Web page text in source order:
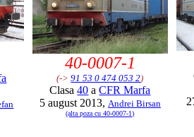
40-0007-1
(->91 53 0 474 053 2)
Clasa40 aCFR Marfa
5 august 2013, Andrei Birsan
(alta poza cu 40-0007-1)